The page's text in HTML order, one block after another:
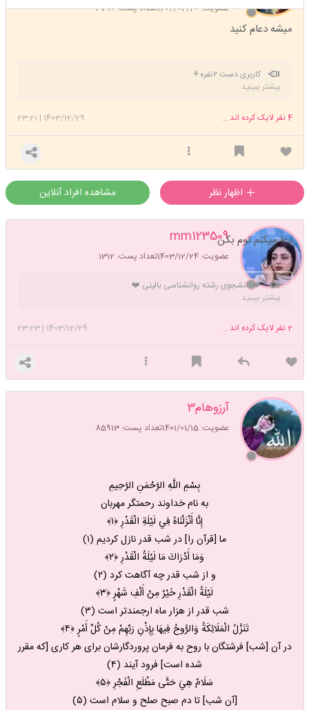
عضویت: 1402/04/20 تعداد پست: 3790
میشه دعام کنید
کاربری دست ۲نفره⚘
بیشتر ببینید
1403/12/29
|
23:21 4نفر لایک کرده اند ...
مشاهده افراد آنلاین
mm123509
عضویت: 1403/12/24 تعداد پست: 1312
دعا میکنم توم بکن
❤️دانشجوی رشته روانشناسی بالینی ❤️
بیشتر ببینید
1403/12/29
|
23:23 2نفر لایک کرده اند ...
آرزوهام3
عضویت: 1401/01/15 تعداد پست: 85913
چشم
بِسْمِ اللَّهِ الرَّحْمَنِ الرَّحِيمِ
به نام خداوند رحمتگر مهربان
إِنَّا أَنْزَلْنَاهُ فِي لَيْلَةِ الْقَدْرِ ﴿۱﴾
ما [قرآن را] در شب قدر نازل كرديم (۱)
وَمَا أَدْرَاكَ مَا لَيْلَةُ الْقَدْرِ ﴿۲﴾
و از شب قدر چه آگاهت كرد (۲)
لَيْلَةُ الْقَدْرِ خَيْرٌ مِنْ أَلْفِ شَهْرٍ ﴿۳﴾
شب قدر از هزار ماه ارجمندتر است (۳)
تَنَزَّلُ الْمَلَائِكَةُ وَالرُّوحُ فِيهَا بِإِذْنِ رَبِّهِمْ مِنْ كُلِّ أَمْرٍ ﴿۴﴾
در آن [شب] فرشتگان با روح به فرمان پروردگارشان براى هر كارى [كه مقرر
شده است] فرود آيند (۴)
سَلَامٌ هِيَ حَتَّى مَطْلَعِ الْفَجْرِ ﴿۵﴾
[آن شب] تا دم صبح صلح و سلام است (۵)